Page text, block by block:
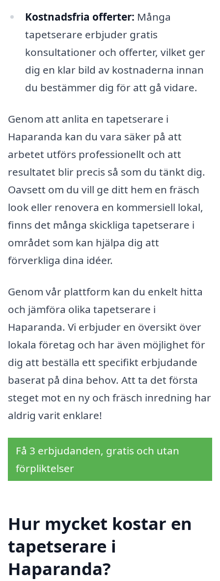
Kostnadsfria offerter: Många
tapetserare erbjuder gratis
konsultationer och offerter, vilket ger
dig en klar bild av kostnaderna innan
du bestämmer dig för att gå vidare.
Genom att anlita en tapetserare i
Haparanda kan du vara säker på att
arbetet utförs professionellt och att
resultatet blir precis så som du tänkt dig.
Oavsett om du vill ge ditt hem en fräsch
look eller renovera en kommersiell lokal,
finns det många skickliga tapetserare i
området som kan hjälpa dig att
förverkliga dina idéer.
Genom vår plattform kan du enkelt hitta
och jämföra olika tapetserare i
Haparanda. Vi erbjuder en översikt över
lokala företag och har även möjlighet för
dig att beställa ett specifikt erbjudande
baserat på dina behov. Att ta det första
steget mot en ny och fräsch inredning har
aldrig varit enklare!
Få 3 erbjudanden, gratis och utan
förpliktelser
Hur mycket kostar en
tapetserare i
Haparanda?